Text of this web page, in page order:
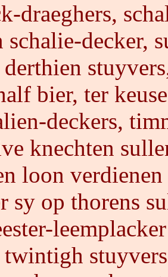
draeghers,
schalie-decker,
bier, ter
deckers,
knechten
loon
sy op thorens